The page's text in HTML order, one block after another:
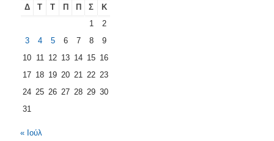
Δ Τ Τ Π Π Σ
Κ
1
2
3
4 5 6 7 8
9
10 11 12 13 14 15 16
17 18 19 20 21 22 23
24 25 26 27 28 29 30
31
« Ιούλ